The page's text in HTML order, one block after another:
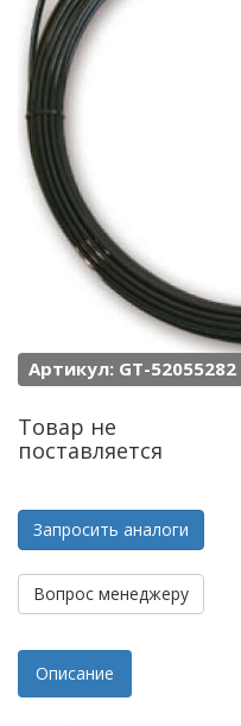
Артикул: GT-52055282
Товар не
поставляется
Запросить аналоги
Вопрос менеджеру
Описание